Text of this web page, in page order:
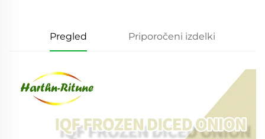
Pregled Priporočeni izdelki